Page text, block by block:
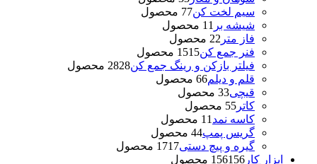
سیم لخت کن 77 محصول
شیشه بر
1 1 محصول
فاز متر
22 محصول
فنر جمع کن
1515 محصول
فیلتر بازکن و رینگ جمع کن
2828 محصول
قلم و دیلم 66 محصول
قیچی 33 محصول
کاتر
55 محصول
کاسه نمد
1 1 محصول
گریس پمپ 44 محصول
گیره و پیچ دستی
1717 محصول
ابزار کار
156156 محصول